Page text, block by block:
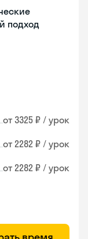
подход
от 3325 ₽ / урок
от 2282 ₽ / урок
от 2282 ₽ / урок